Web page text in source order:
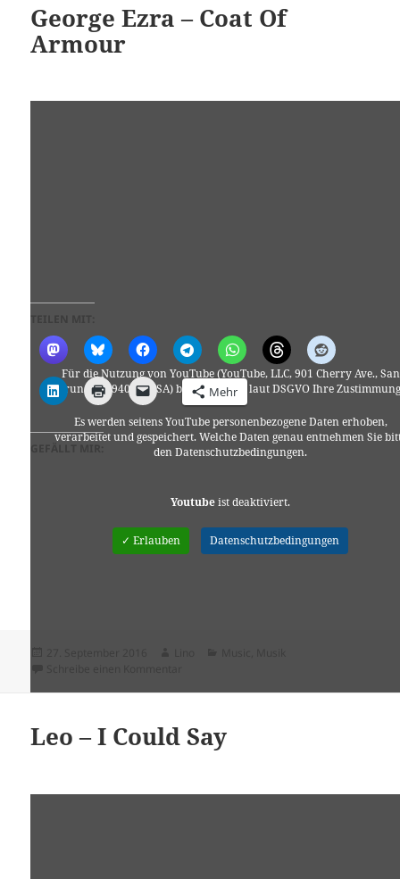
George Ezra – Coat Of
Armour
Für die Nutzung von YouTube (YouTube, LLC, 901 Cherry Ave., San
Bruno, CA 94066, USA) benötigen wir laut DSGVO Ihre
Es werden seitens YouTube personenbezogene Daten erhoben,
verarbeitet und gespeichert. Welche Daten genau entnehmen Sie
den Datenschutzbedingungen.
Youtubeist deaktiviert.
✓ Erlauben Datenschutzbedingungen
Mehr
Leo – I Could Say